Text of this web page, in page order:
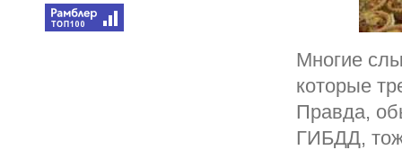
Многие
которые
Правда,
ГИБДД,